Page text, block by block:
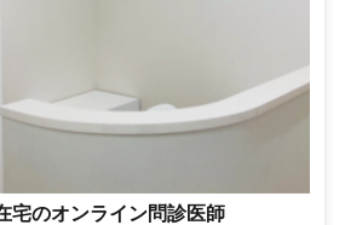
宅のオンライン問診医師